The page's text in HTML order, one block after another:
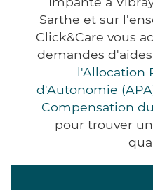
Sarthe et sur
Click&Care vous
demandes
l'Allocation
d'Autonomie
Compensation
pour trouver